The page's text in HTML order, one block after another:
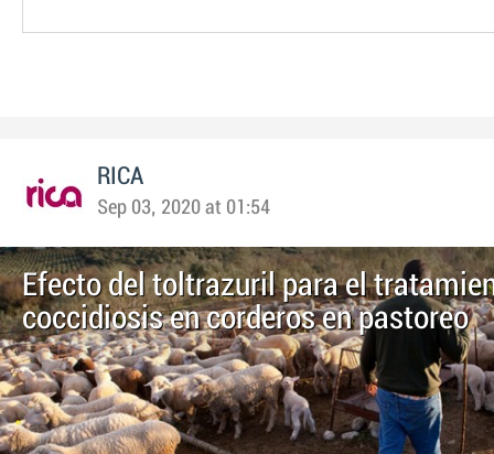
RICA
Sep 03, 2020 at 01:54
Efecto del toltrazuril para el
coccidiosis en corderos en pastoreo